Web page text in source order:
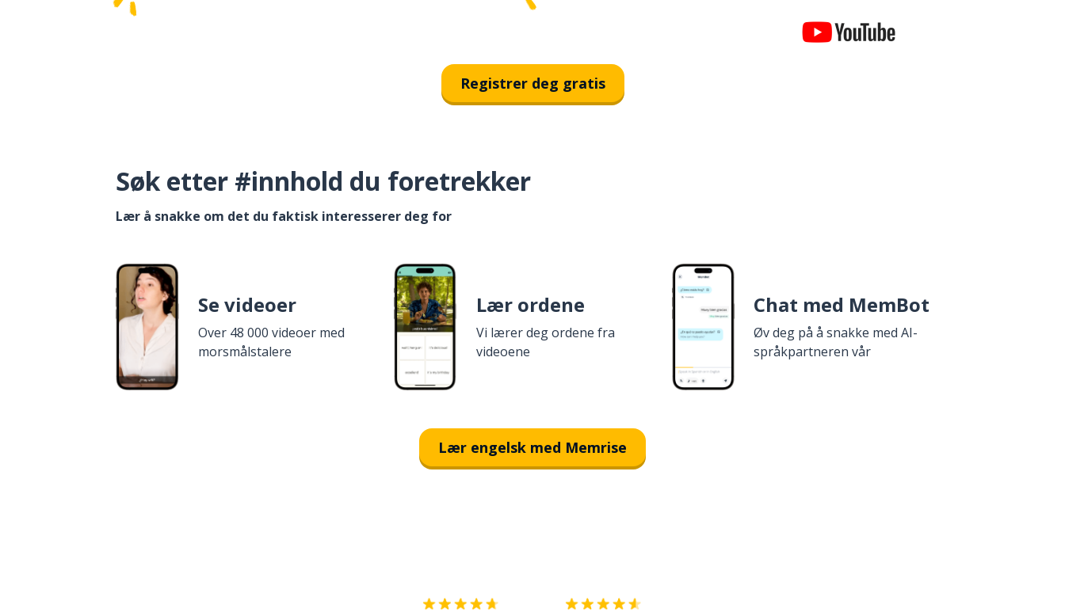
Registrer deg gratis
Søk etter #innhold du foretrekker
Lær å snakke om det du faktisk interesserer deg for
Se videoer
Over 48 000 videoer med
morsmålstalere
Lær ordene
Vi lærer deg ordene fra
videoene
Chat med MemBot
Øv deg på å snakke med AI-
språkpartneren vår
Lær engelsk med Memrise